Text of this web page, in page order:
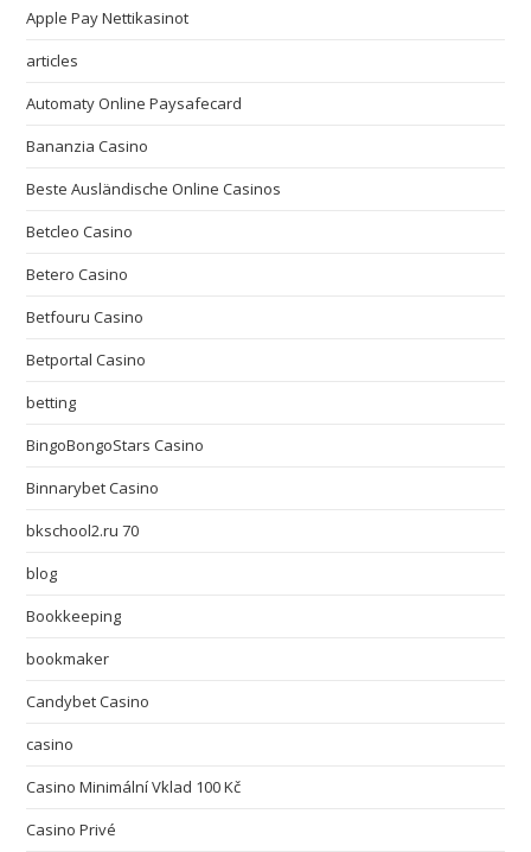
Apple Pay Nettikasinot
articles
Automaty Online Paysafecard
Bananzia Casino
Beste Ausländische Online Casinos
Betcleo Casino
Betero Casino
Betfouru Casino
Betportal Casino
betting
BingoBongoStars Casino
Binnarybet Casino
bkschool2.ru 70
blog
Bookkeeping
bookmaker
Candybet Casino
casino
Casino Minimální Vklad 100 Kč
Casino Privé